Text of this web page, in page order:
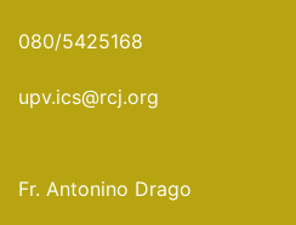
080/5425168
upv.ics@rcj.org
Fr. Antonino Drago